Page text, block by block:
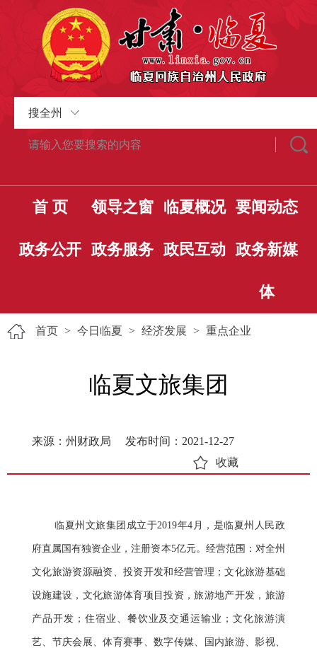
搜全州
首 页 领导之窗 临夏概况 要闻动态
政务公开 政务服务 政民互动 政务新媒
体
首页 > 今日临夏 > 经济发展 > 重点企业
临夏文旅集团
来源：州财政局
发布时间：2021-12-27
收藏
临夏州文旅集团成立于2019年4月，是临夏州人民政
府直属国有独资企业，注册资本5亿元。经营范围：对全州
文化旅游资源融资、投资开发和经营管理；文化旅游基础
设施建设，文化旅游体育项目投资，旅游地产开发，旅游
产品开发；住宿业、餐饮业及交通运输业；文化旅游演
艺、节庆会展、体育赛事、数字传媒、国内旅游、影视、